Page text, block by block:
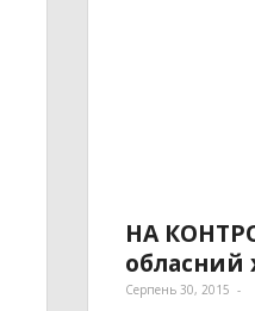
НА
обласний
Серпень 30, 2015 -